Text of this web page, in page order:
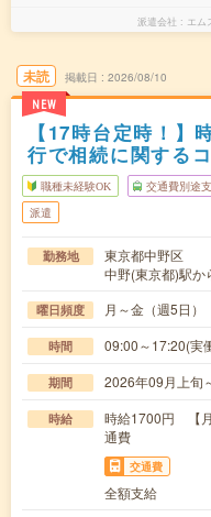
派遣会社 エム
未読
NEW
掲載日 2026/08/10
【17時台定時！】
行で相続に関する
職種未経験OK 交通費別途
派遣
勤務地
東京都中野区
中野(東京都)駅か
曜日頻度 月～金（週5日
時間 09:00～17:20(
期間 2026年09月上
時給
時給1700円 【
通費
交通費
全額支給